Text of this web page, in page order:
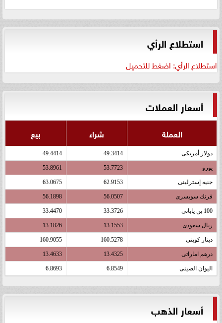
استطلاع الرأي
استطلاع الرأي: اضغط للتحميل
أسعار العملات
العملة شراء بيع
دولار أمريكى 49.3414
49.4414
يورو 53.7723
53.8961
جنيه إسترلينى 62.9153
63.0675
فرنك سويسرى 56.0507
56.1898
100 ين يابانى 33.3726
33.4470
ريال سعودى 13.1553
13.1826
دينار كويتى 160.5278
160.9055
درهم اماراتى 13.4325
13.4633
اليوان الصينى 6.8549
6.8693
أسعار الذهب